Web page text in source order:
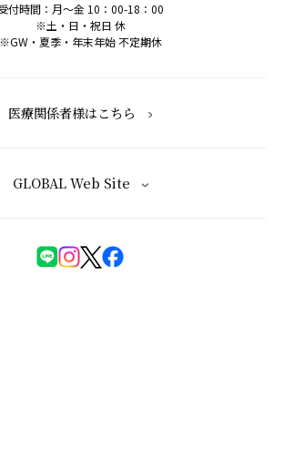
付時間：月～金 10：00-18：00
※土・日・祝日 休
※GW・夏季・年末年始 不定期休
医療関係者様はこちら
GLOBAL Web Site